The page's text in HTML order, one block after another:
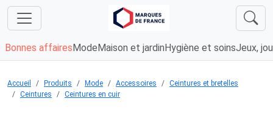
Bonnes affaires Mode Maison et jardin Hygiène et soinsJeux,
Accueil Produits Mode Accessoires
Ceintures et bretelles
Ceintures
Ceintures en cuir